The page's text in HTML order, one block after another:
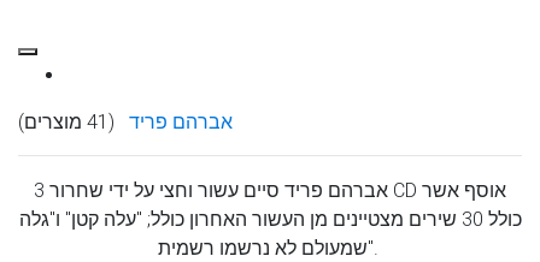
אברהם פריד (41 מוצרים)
אברהם פריד סיים עשור וחצי על ידי שחרור 3 CD אוסף אשר
כולל 30 שירים מצטיינים מן העשור האחרון כולל; "עלה קטן" ו"גלה
"שמעולם לא נרשמו רשמית.